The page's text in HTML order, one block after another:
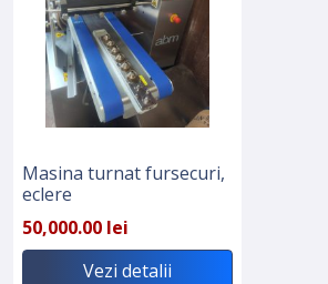
Masina turnat fursecuri,
eclere
50,000.00 lei
Vezi detalii